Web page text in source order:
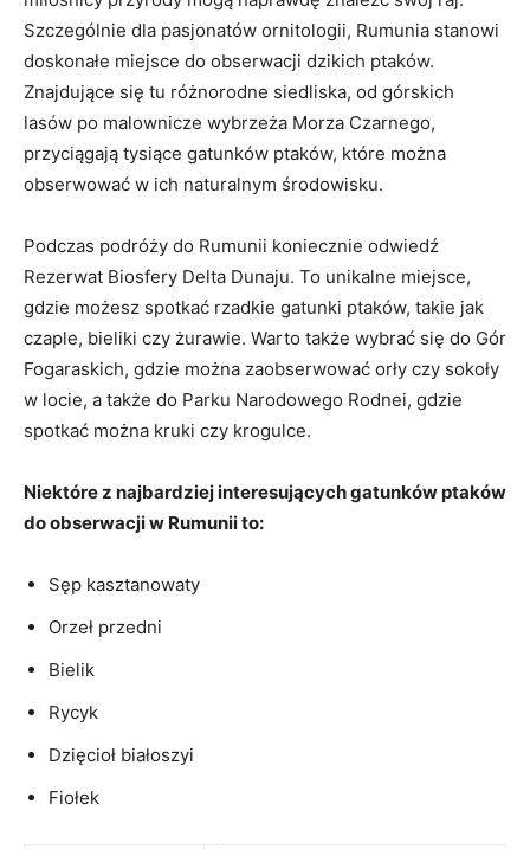
Szczególnie dla pasjonatów ornitologii, Rumunia stanowi
doskonałe miejsce do obserwacji dzikich ptaków.
Znajdujące się tu różnorodne siedliska, od górskich
lasów po malownicze wybrzeża Morza Czarnego,
przyciągają tysiące gatunków ptaków, które można
obserwować w ich naturalnym środowisku.
Podczas podróży do Rumunii koniecznie odwiedź
Rezerwat Biosfery Delta Dunaju. To unikalne miejsce,
gdzie możesz spotkać rzadkie gatunki ptaków, takie jak
czaple, bieliki czy żurawie. Warto także wybrać się do Gór
Fogaraskich, gdzie można zaobserwować orły czy sokoły
w locie, a także do Parku Narodowego Rodnei, gdzie
spotkać można kruki czy krogulce.
Niektóre z najbardziej interesujących gatunków ptaków
do obserwacji w Rumunii to:
Sęp kasztanowaty
Orzeł przedni
Bielik
Rycyk
Dzięcioł białoszyi
Fiołek